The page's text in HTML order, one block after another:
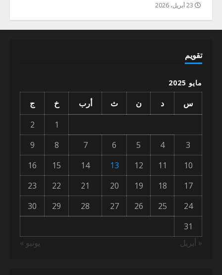
تقويم
مايو 2025
س د ن ث أرب خ
ج
1
2
3
4
5
6
7
8
9
10
11
12
13
14
15
16
17
18
19
20
21
22
23
24
25
26
27
28
29
30
31
« أبريل
يونيو »